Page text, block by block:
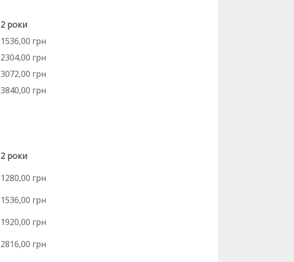
2 роки
1536,00 грн
2304,00 грн
3072,00 грн
3840,00 грн
2 роки
1280,00 грн
1536,00 грн
1920,00 грн
2816,00 грн